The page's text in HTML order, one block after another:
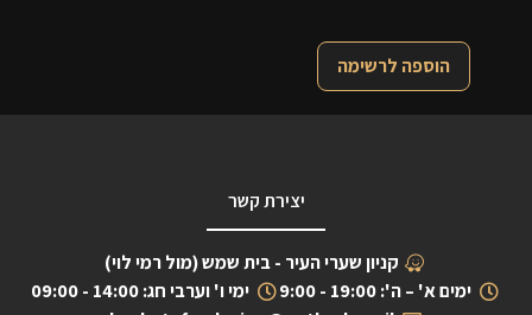
הוספה לרשימה
יצירת קשר
קניון שערי העיר - בית שמש (מול רמי לוי)
ימים א' – ה': 19:00 - 9:00
ימי ו' וערבי חג: 14:00 - 09:00